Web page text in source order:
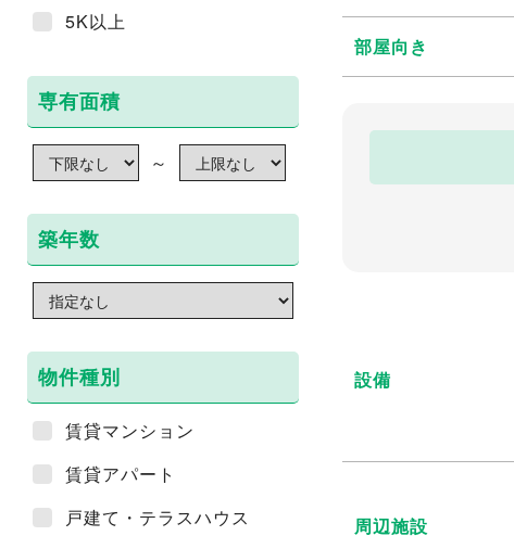
5K以上
専有面積
～
築年数
物件種別
賃貸マンション
賃貸アパート
戸建て・テラスハウス
部屋向き
設備
周辺施設